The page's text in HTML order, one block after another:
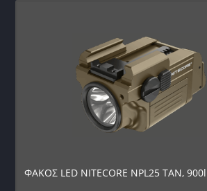
ΦΑΚΟΣ LED NITECORE NPL25 TAN,